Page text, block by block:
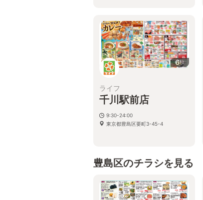
6枚
ライフ
千川駅前店
9:30-24:00
東京都豊島区要町3-45-4
豊島区のチラシを見る